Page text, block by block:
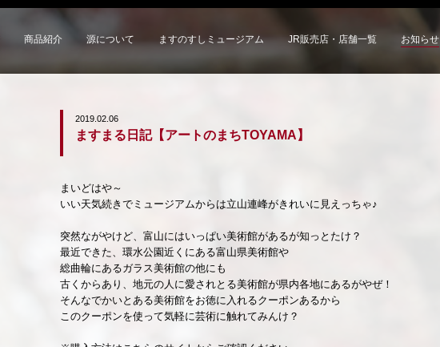
商品紹介 源について ますのすしミュージアム JR販売店・店舗一覧 お知らせ
2019.02.06
ますまる日記【アートのまちTOYAMA】
まいどはや～
いい天気続きでミュージアムからは立山連峰がきれいに見えっちゃ♪
突然ながやけど、富山にはいっぱい美術館があるが知っとたけ？
最近できた、環水公園近くにある富山県美術館や
総曲輪にあるガラス美術館の他にも
古くからあり、地元の人に愛されとる美術館が県内各地にあるがやぜ！
そんなでかいとある美術館をお徳に入れるクーポンあるから
このクーポンを使って気軽に芸術に触れてみんけ？